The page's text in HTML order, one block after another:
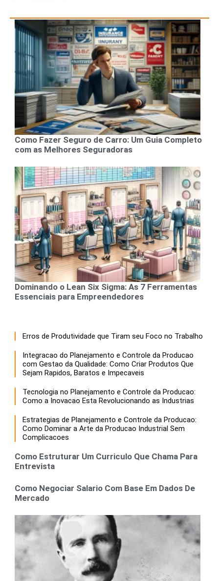
Como Fazer Seguro de Carro: Um Guia Completo
com as Melhores Seguradoras
Dominando o Lean Six Sigma: As 7 Ferramentas
Essenciais para Empreendedores
Erros de Produtividade que Tiram seu Foco no Trabalho
Integracao do Planejamento e Controle da Producao
com Gestao da Qualidade: Como Criar Produtos Que
Sejam Rapidos, Baratos e Impecaveis
Tecnologia no Planejamento e Controle da Producao:
Como a Inovacao Esta Revolucionando as Industrias
Estrategias de Planejamento e Controle da Producao:
Como Dominar a Arte da Producao Industrial Sem
Complicacoes
Como Estruturar Um Curriculo Que Chama Para
Entrevista
Como Negociar Salario Com Base Em Dados De
Mercado